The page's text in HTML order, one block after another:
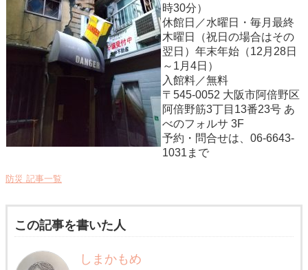
時30分）
休館日／水曜日・毎月最終
木曜日（祝日の場合はその
翌日）年末年始（12月28日
～1月4日）
入館料／無料
〒545-0052 大阪市阿倍野区
阿倍野筋3丁目13番23号 あ
べのフォルサ 3F
予約・問合せは、06-6643-
1031まで
防災 記事一覧
この記事を書いた人
しまかもめ